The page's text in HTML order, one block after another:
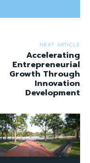
NEXT ARTICLE
Accelerating
Entrepreneurial
Growth Through
Innovation
Development